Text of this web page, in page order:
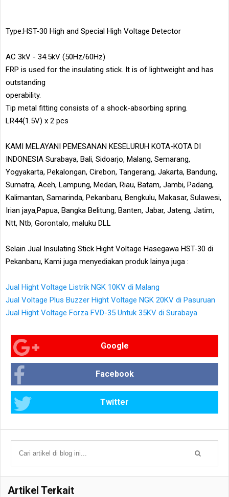
Type:HST-30 High and Special High Voltage Detector
AC 3kV - 34.5kV (50Hz/60Hz)
FRP is used for the insulating stick. It is of lightweight and has
outstanding
operability.
Tip metal fitting consists of a shock-absorbing spring.
LR44(1.5V) x 2 pcs
KAMI MELAYANI PEMESANAN KESELURUH KOTA-KOTA DI
INDONESIA Surabaya, Bali, Sidoarjo, Malang, Semarang,
Yogyakarta, Pekalongan, Cirebon, Tangerang, Jakarta, Bandung,
Sumatra, Aceh, Lampung, Medan, Riau, Batam, Jambi, Padang,
Kalimantan, Samarinda, Pekanbaru, Bengkulu, Makasar, Sulawesi,
Irian jaya,Papua, Bangka Belitung, Banten, Jabar, Jateng, Jatim,
Ntt, Ntb, Gorontalo, maluku DLL
Selain Jual Insulating Stick Hight Voltage Hasegawa HST-30 di
Pekanbaru, Kami juga menyediakan produk lainya juga :
Jual Hight Voltage Listrik NGK 10KV di Malang
Jual Voltage Plus Buzzer Hight Voltage NGK 20KV di Pasuruan
Jual Hight Voltage Forza FVD-35 Untuk 35KV di Surabaya
Google
Facebook
Twitter
Artikel Terkait